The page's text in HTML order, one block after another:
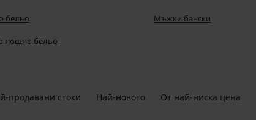
бельо Мъжки бански
нощно бельо
продавани стоки Най-новото От най-ниска цена